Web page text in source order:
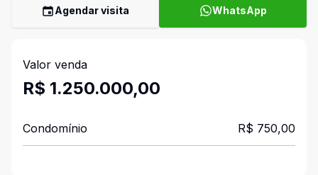
Agendar visita WhatsApp
Valor venda
R$ 1.250.000,00
Condomínio R$ 750,00